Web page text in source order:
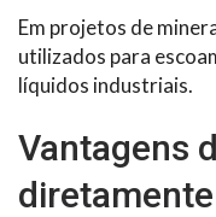
Em projetos de
utilizados para
líquidos industriais.
Vantagens